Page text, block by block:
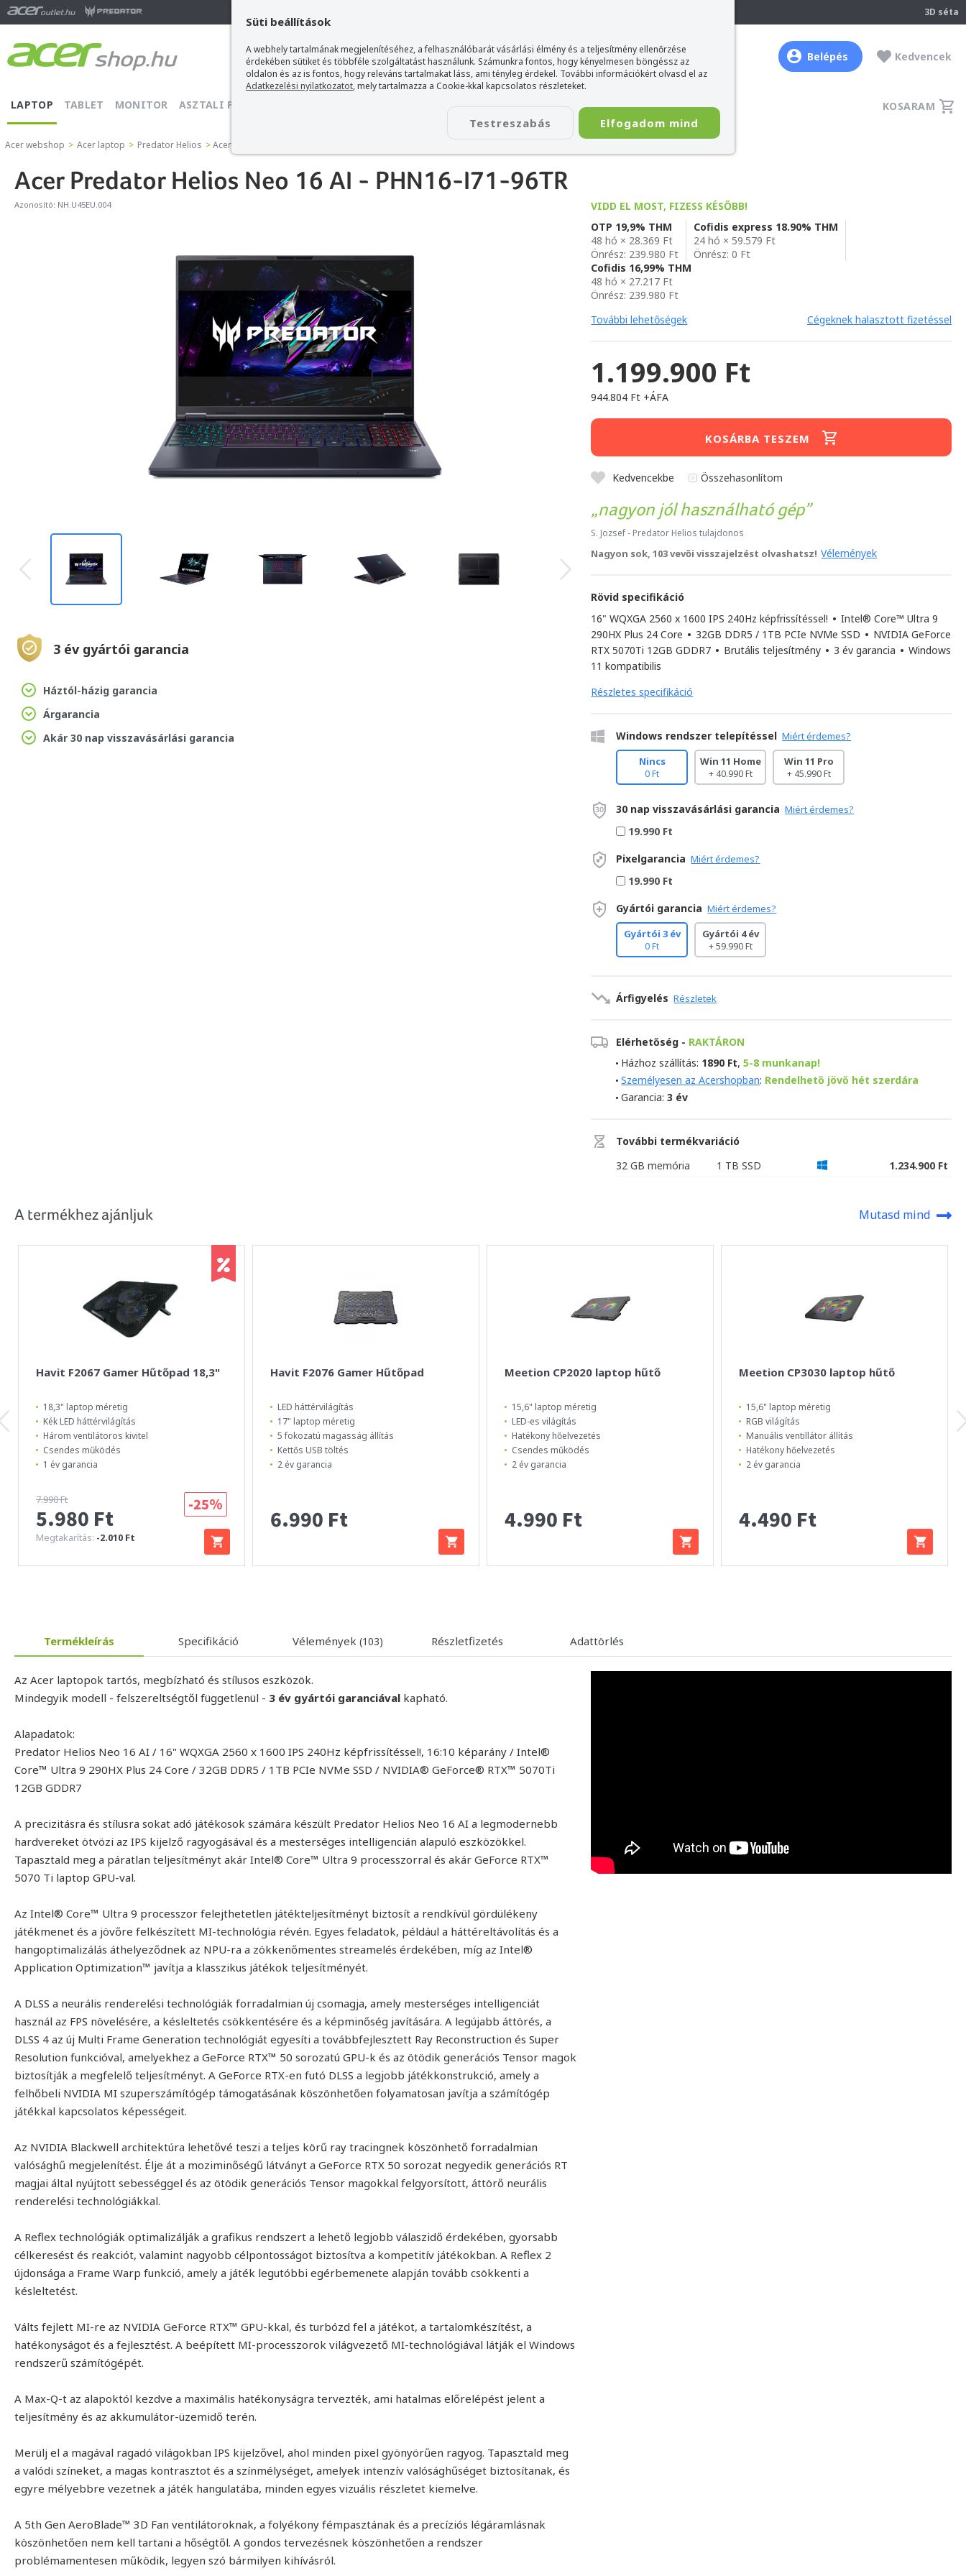
Süti beállítások
A webhely tartalmának megjelenítéséhez, a felhasználóbarát vásárlási élmény és a teljesítmény ellenőrzése
érdekében sütiket és többféle szolgáltatást használunk. Számunkra fontos, hogy kényelmesen böngéssz az
oldalon és az is fontos, hogy releváns tartalmakat láss, ami tényleg érdekel. További információkért olvasd el az
Adatkezelési nyilatkozatot, mely tartalmazza a Cookie-kkal kapcsolatos részleteket.
Testreszabás Elfogadom mind
3D séta
Belépés Kedvencek
LAPTOP TABLET MONITOR ASZTALI PC KIEGÉSZÍTŐ KAPCSOLAT KOSARAM
Acer webshop > Acer laptop > Predator Helios >Acer Predator Helios Neo 16 AI - PHN16-I71-96TR
Acer Predator Helios Neo 16 AI - PHN16-I71-96TR
Azonosító: NH.U45EU.004
3 év gyártói garancia
Háztól-házig garancia
Árgarancia
Akár 30 nap visszavásárlási garancia
VIDD EL MOST, FIZESS KÉSŐBB!
OTP 19,9% THM
48 hó × 28.369 Ft
Önrész: 239.980 Ft
Cofidis express 18.90% THM
24 hó × 59.579 Ft
Önrész: 0 Ft
Cofidis 16,99% THM
48 hó × 27.217 Ft
Önrész: 239.980 Ft
További lehetőségek
Cégeknek halasztott fizetéssel
1.199.900 Ft
944.804 Ft +ÁFA
KOSÁRBA TESZEM
Kedvencekbe Összehasonlítom
nagyon jól használható gép
S. Jozsef - Predator Helios tulajdonos
Nagyon sok, 103 vevői visszajelzést olvashatsz! Vélemények
Rövid specifikáció
16" WQXGA 2560 x 1600 IPS 240Hz képfrissítéssel! • Intel® Core™ Ultra 9
290HX Plus 24 Core • 32GB DDR5 / 1TB PCIe NVMe SSD • NVIDIA GeForce
RTX 5070Ti 12GB GDDR7 • Brutális teljesítmény • 3 év garancia • Windows
11 kompatibilis
Részletes specifikáció
Windows rendszer telepítéssel Miért érdemes?
Nincs
0 Ft
Win 11 Home
+ 40.990 Ft
Win 11 Pro
+ 45.990 Ft
30 nap visszavásárlási garancia Miért érdemes?
19.990 Ft
Pixelgarancia Miért érdemes?
19.990 Ft
Gyártói garancia Miért érdemes?
Gyártói 3 év
0 Ft
Gyártói 4 év
+ 59.990 Ft
Árfigyelés Részletek
Elérhetőség - RAKTÁRON
Házhoz szállítás: 1890 Ft,5-8 munkanap!
Személyesen az Acershopban: Rendelhető jövő hét szerdára
Garancia:3 év
További termékvariáció
32 GB memória
1 TB SSD 1.234.900 Ft
A termékhez ajánljuk Mutasd mind
Havit F2067 Gamer Hűtőpad 18,3"
18,3" laptop méretig
Kék LED háttérvilágítás
Három ventilátoros kivitel
Csendes működés
1 év garancia
7.990 Ft
5.980 Ft
Megtakarítás: -2.010 Ft
-25%
Havit F2076 Gamer Hűtőpad
LED háttérvilágítás
17" laptop méretig
5 fokozatú magasság állítás
Kettős USB töltés
2 év garancia
6.990 Ft
Meetion CP2020 laptop hűtő
15,6" laptop méretig
LED-es világítás
Hatékony hőelvezetés
Csendes működés
2 év garancia
4.990 Ft
Meetion CP3030 laptop hűtő
15,6" laptop méretig
RGB világítás
Manuális ventillátor állítás
Hatékony hőelvezetés
2 év garancia
4.490 Ft
Termékleírás Specifikáció Vélemények (103) Részletfizetés Adattörlés
Az Acer laptopok tartós, megbízható és stílusos eszközök.
Mindegyik modell - felszereltségtől függetlenül - 3 év gyártói garanciával kapható.
Alapadatok:
Predator Helios Neo 16 AI / 16" WQXGA 2560 x 1600 IPS 240Hz képfrissítéssel!, 16:10 képarány / Intel®
Core™ Ultra 9 290HX Plus 24 Core / 32GB DDR5 / 1TB PCIe NVMe SSD / NVIDIA® GeForce® RTX™ 5070Ti
12GB GDDR7
A precizitásra és stílusra sokat adó játékosok számára készült Predator Helios Neo 16 AI a legmodernebb
hardvereket ötvözi az IPS kijelző ragyogásával és a mesterséges intelligencián alapuló eszközökkel.
Tapasztald meg a páratlan teljesítményt akár Intel® Core™ Ultra 9 processzorral és akár GeForce RTX™
5070 Ti laptop GPU-val.
Az Intel® Core™ Ultra 9 processzor felejthetetlen játékteljesítményt biztosít a rendkívül gördülékeny
játékmenet és a jövőre felkészített MI-technológia révén. Egyes feladatok, például a háttéreltávolítás és a
hangoptimalizálás áthelyeződnek az NPU-ra a zökkenőmentes streamelés érdekében, míg az Intel®
Application Optimization™ javítja a klasszikus játékok teljesítményét.
A DLSS a neurális renderelési technológiák forradalmian új csomagja, amely mesterséges intelligenciát
használ az FPS növelésére, a késleltetés csökkentésére és a képminőség javítására. A legújabb áttörés, a
DLSS 4 az új Multi Frame Generation technológiát egyesíti a továbbfejlesztett Ray Reconstruction és Super
Resolution funkcióval, amelyekhez a GeForce RTX™ 50 sorozatú GPU-k és az ötödik generációs Tensor magok
biztosítják a megfelelő teljesítményt. A GeForce RTX-en futó DLSS a legjobb játékkonstrukció, amely a
felhőbeli NVIDIA MI szuperszámítógép támogatásának köszönhetően folyamatosan javítja a számítógép
játékkal kapcsolatos képességeit.
Az NVIDIA Blackwell architektúra lehetővé teszi a teljes körű ray tracingnek köszönhető forradalmian
valósághű megjelenítést. Élje át a moziminőségű látványt a GeForce RTX 50 sorozat negyedik generációs RT
magjai által nyújtott sebességgel és az ötödik generációs Tensor magokkal felgyorsított, áttörő neurális
renderelési technológiákkal.
A Reflex technológiák optimalizálják a grafikus rendszert a lehető legjobb válaszidő érdekében, gyorsabb
célkeresést és reakciót, valamint nagyobb célpontosságot biztosítva a kompetitív játékokban. A Reflex 2
újdonsága a Frame Warp funkció, amely a játék legutóbbi egérbemenete alapján tovább csökkenti a
késleltetést.
Válts fejlett MI-re az NVIDIA GeForce RTX™ GPU-kkal, és turbózd fel a játékot, a tartalomkészítést, a
hatékonyságot és a fejlesztést. A beépített MI-processzorok világvezető MI-technológiával látják el Windows
rendszerű számítógépét.
A Max-Q-t az alapoktól kezdve a maximális hatékonyságra tervezték, ami hatalmas előrelépést jelent a
teljesítmény és az akkumulátor-üzemidő terén.
Merülj el a magával ragadó világokban IPS kijelzővel, ahol minden pixel gyönyörűen ragyog. Tapasztald meg
a valódi színeket, a magas kontrasztot és a színmélységet, amelyek intenzív valósághűséget biztosítanak, és
egyre mélyebbre vezetnek a játék hangulatába, minden egyes vizuális részletet kiemelve.
A 5th Gen AeroBlade™ 3D Fan ventilátoroknak, a folyékony fémpasztának és a precíziós légáramlásnak
köszönhetően nem kell tartani a hőségtől. A gondos tervezésnek köszönhetően a rendszer
problémamentesen működik, legyen szó bármilyen kihívásról.